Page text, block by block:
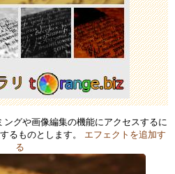
ングや画像編集の機能にアクセスするに
るものとします。 エフェクトを追加す
る